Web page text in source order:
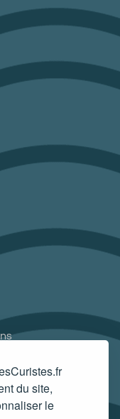
du site,
le